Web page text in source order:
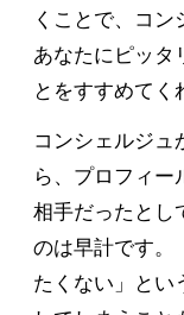
くことで、コン
あなたにピッタ
とをすすめてく
コンシェルジュ
ら、プロフィー
相手だったとし
のは早計です。
たくない」とい